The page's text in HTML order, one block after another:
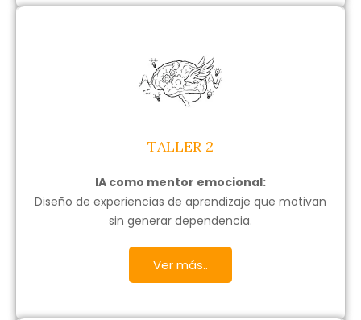
TALLER 2
IA como mentor emocional:
Diseño de experiencias de aprendizaje que motivan
sin generar dependencia.
Ver más..